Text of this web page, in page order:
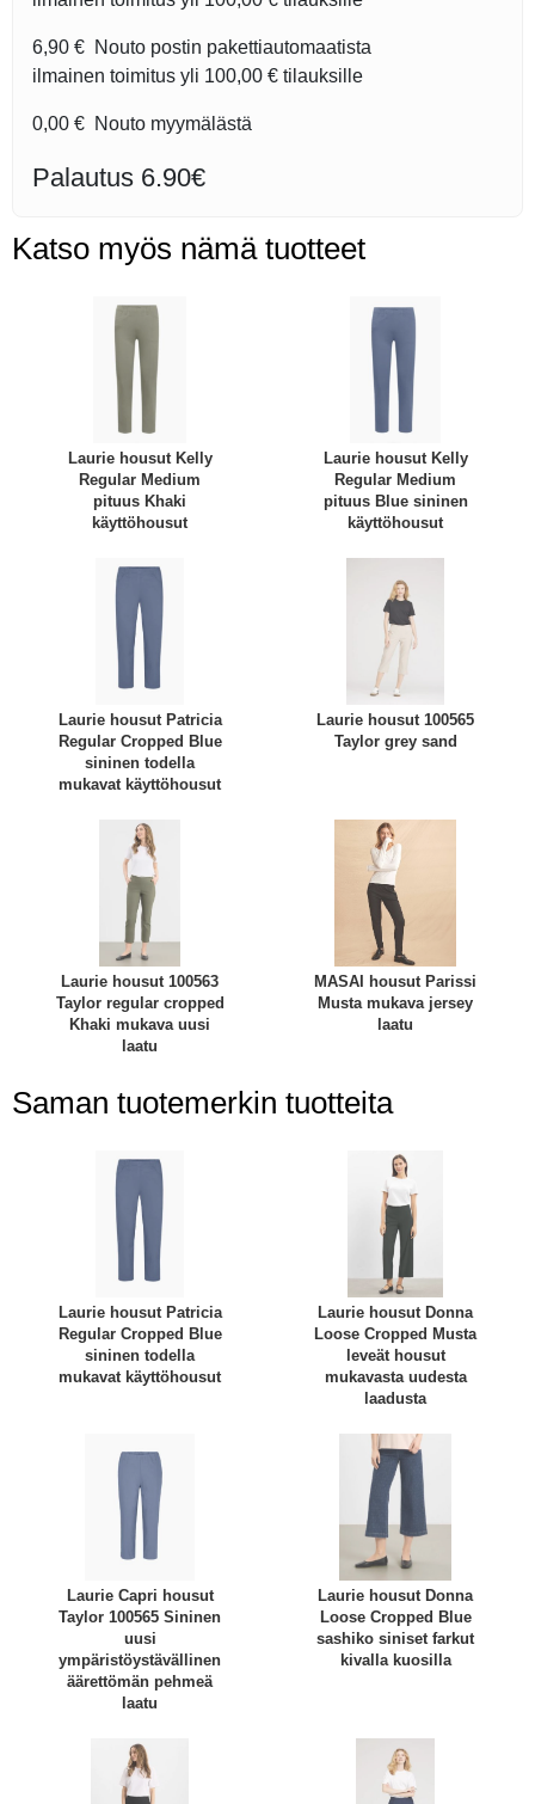
6,90 € Nouto postin pakettiautomaatista
ilmainen toimitus yli 100,00 € tilauksille
0,00 € Nouto myymälästä
Palautus 6.90€
Katso myös nämä tuotteet
Laurie housut Kelly
Regular Medium
pituus Khaki
käyttöhousut
Laurie housut Kelly
Regular Medium
pituus Blue sininen
käyttöhousut
Laurie housut Patricia
Regular Cropped Blue
sininen todella
mukavat käyttöhousut
Laurie housut 100565
Taylor grey sand
Laurie housut 100563
Taylor regular cropped
Khaki mukava uusi
laatu
MASAI housut Parissi
Musta mukava jersey
laatu
Saman tuotemerkin tuotteita
Laurie housut Patricia
Regular Cropped Blue
sininen todella
mukavat käyttöhousut
Laurie housut Donna
Loose Cropped Musta
leveät housut
mukavasta uudesta
laadusta
Laurie Capri housut
Taylor 100565 Sininen
uusi
ympäristöystävällinen
äärettömän pehmeä
laatu
Laurie housut Donna
Loose Cropped Blue
sashiko siniset farkut
kivalla kuosilla